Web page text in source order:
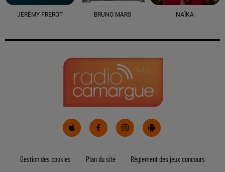
JÉRÉMY FREROT BRUNO MARS NAÏKA
Gestion des cookies Plan du site Règlement des jeux concours